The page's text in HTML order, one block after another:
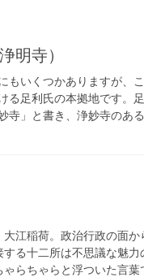
明寺）
もいくつかありますが、
る足利氏の本拠地です。
寺」と書き、浄妙寺のあ
江稲荷。政治行政の面
る十二所は不思議な魅力
らちゃらと浮ついた言葉